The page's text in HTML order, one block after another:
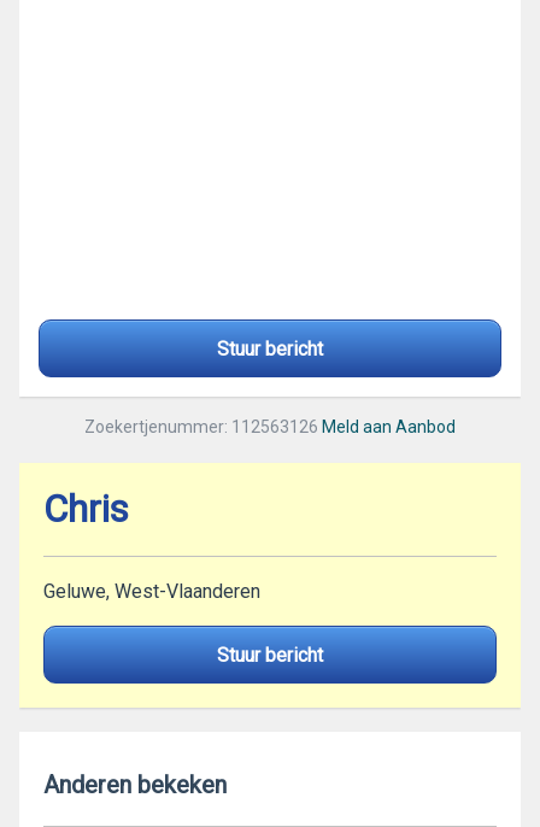
Stuur bericht
Zoekertjenummer: 112563126 Meld aan Aanbod
Chris
Geluwe, West-Vlaanderen
Stuur bericht
Anderen bekeken